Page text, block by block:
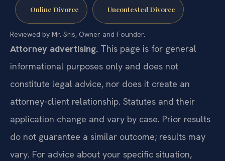
Online Divorce Uncontested Divorce
Reviewed by Mr. Sris, Owner and Founder.
Attorney advertising. This page is for general
informational purposes only and does not
constitute legal advice, nor does it create an
attorney-client relationship. Statutes and their
application change and vary by case. Prior results
do not guarantee a similar outcome; results may
vary. For advice about your specific situation,